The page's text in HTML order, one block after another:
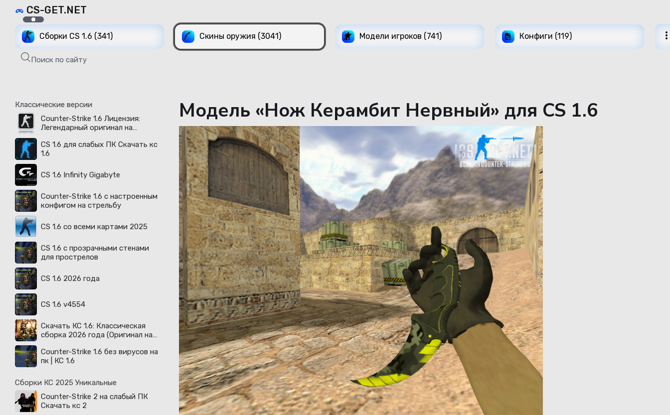
CS-GET.NET
Сборки CS 1.6 (341) Скины оружия (3041) Модели игроков (741) Конфиги (119)
Поиск по сайту
Классические версии
Counter-Strike 1.6 Лицензия:
Легендарный оригинал на
году
CS 1.6 для слабых ПК Скачать кс
1.6
CS 1.6 Infinity Gigabyte
Counter-Strike 1.6 с настроенным
конфигом на стрельбу
CS 1.6 со всеми картами 2025
CS 1.6 с прозрачными стенами
для прострелов
CS 1.6 2026 года
CS 1.6 v4554
Скачать КС 1.6: Классическая
сборка 2026 года (Оригинал на
Counter-Strike 1.6 без вирусов на
пк | КС 1.6
Сборки КС 2025 Уникальные
Counter-Strike 2 на слабый ПК
Скачать кс 2
Модель «Нож Керамбит Нервный» для CS 1.6